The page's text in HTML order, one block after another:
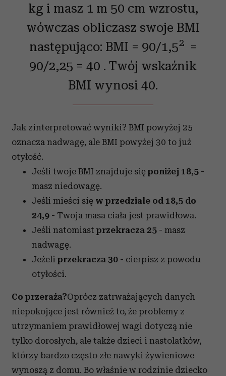
kg i masz 1 m 50 cm wzrostu,
wówczas obliczasz swoje BMI
następująco: BMI = 90/1,52=
90/2,25 = 40 . Twój wskaźnik
BMI wynosi 40.
Jak zinterpretować wyniki? BMI powyżej 25
oznacza nadwagę, ale BMI powyżej 30 to już
otyłość.
Jeśli twoje BMI znajduje się poniżej 18,5 -
masz niedowagę.
Jeśli mieści się w przedziale od 18,5 do
24,9 - Twoja masa ciała jest prawidłowa.
Jeśli natomiast przekracza 25 - masz
nadwagę.
Jeżeli przekracza 30 - cierpisz z powodu
otyłości.
Co przeraża?Oprócz zatrważających danych
niepokojące jest również to, że problemy z
utrzymaniem prawidłowej wagi dotyczą nie
tylko dorosłych, ale także dzieci i nastolatków,
którzy bardzo często złe nawyki żywieniowe
wynoszą z domu. Bo właśnie w rodzinie dziecko